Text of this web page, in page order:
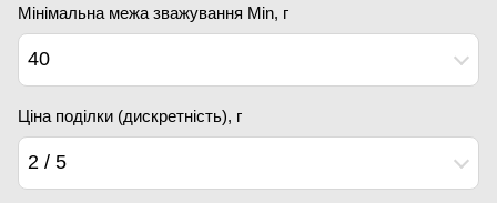
Мінімальна межа зважування Min, г
40
Ціна поділки (дискретність), г
2 / 5